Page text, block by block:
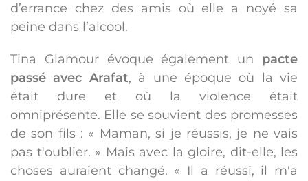
d’errance chez des amis où elle a noyé sa
peine dans l’alcool.
Tina Glamour évoque également un pacte
passé avec Arafat, à une époque où la vie
était dure et où la violence était
omniprésente. Elle se souvient des promesses
de son fils : « Maman, si je réussis, je ne vais
pas t'oublier. » Mais avec la gloire, dit-elle, les
choses auraient changé. « Il a réussi, il m'a